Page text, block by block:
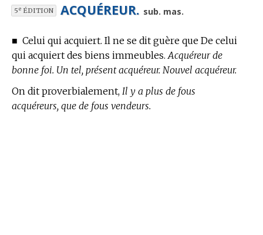
5eÉDITION ACQUÉREUR. sub. mas.
■ Celui qui acquiert. Il ne se dit guère que De celui
qui acquiert des biens immeubles. Acquéreur de
bonne foi. Un tel, présent acquéreur. Nouvel acquéreur.
On dit proverbialement, Il y a plus de fous
acquéreurs, que de fous vendeurs.